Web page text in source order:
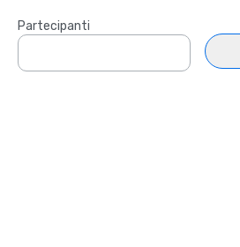
Partecipanti